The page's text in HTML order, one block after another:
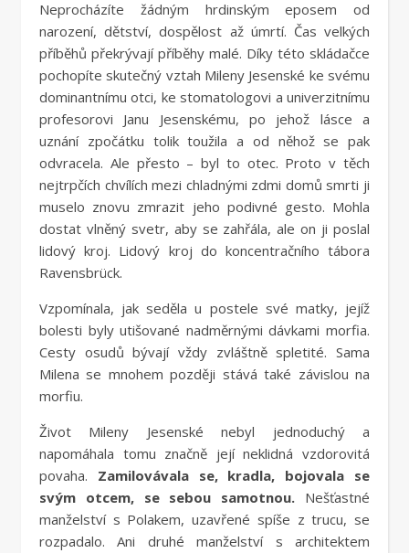
Neprocházíte žádným hrdinským eposem od
narození, dětství, dospělost až úmrtí. Čas velkých
příběhů překrývají příběhy malé. Díky této skládačce
pochopíte skutečný vztah Mileny Jesenské ke svému
dominantnímu otci, ke stomatologovi a univerzitnímu
profesorovi Janu Jesenskému, po jehož lásce a
uznání zpočátku tolik toužila a od něhož se pak
odvracela. Ale přesto – byl to otec. Proto v těch
nejtrpčích chvílích mezi chladnými zdmi domů smrti ji
muselo znovu zmrazit jeho podivné gesto. Mohla
dostat vlněný svetr, aby se zahřála, ale on ji poslal
lidový kroj. Lidový kroj do koncentračního tábora
Ravensbrück.
Vzpomínala, jak seděla u postele své matky, jejíž
bolesti byly utišované nadměrnými dávkami morfia.
Cesty osudů bývají vždy zvláštně spletité. Sama
Milena se mnohem později stává také závislou na
morfiu.
Život Mileny Jesenské nebyl jednoduchý a
napomáhala tomu značně její neklidná vzdorovitá
povaha. Zamilovávala se, kradla, bojovala se
svým otcem, se sebou samotnou. Nešťastné
manželství s Polakem, uzavřené spíše z trucu, se
rozpadalo. Ani druhé manželství s architektem